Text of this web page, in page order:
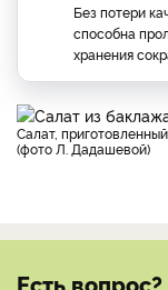
Без потери
способна
хранения
Салат, приготовленный по этому рецепту, можно не стерилизовать
(фото Л. Дадашевой)
Есть вопрос?